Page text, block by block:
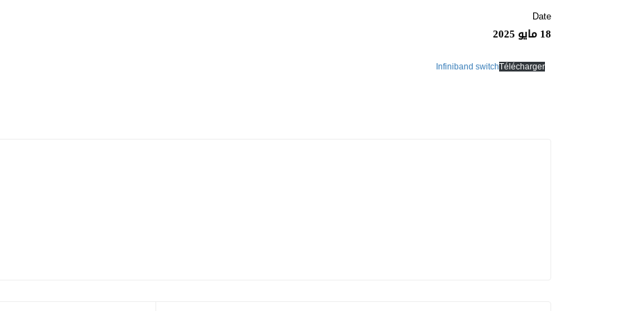
Date
18 مايو 2025
Infiniband switchTélécharger